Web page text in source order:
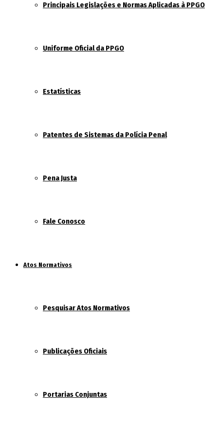
Principais Legislações e Normas Aplicadas à PPGO
Uniforme Oficial da PPGO
Estatísticas
Patentes de Sistemas da Polícia Penal
Pena Justa
Fale Conosco
Atos Normativos
Pesquisar Atos Normativos
Publicações Oficiais
Portarias Conjuntas